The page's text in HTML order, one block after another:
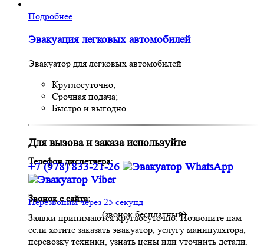
Подробнее
Эвакуация легковых автомобилей
Эвакуатор для легковых автомобилей
Круглосуточно;
Срочная подача;
Быстро и выгодно.
Для вызова и заказа используйте
Телефон диспетчера:
+7 (978) 833-21-26
Звонок с сайта:
Перезвоним через 25 секунд
(звонок бесплатный)
Заявки принимаются круглосуточно. Позвоните нам
если хотите заказать эвакуатор, услугу манипулятора,
перевозку техники, узнать цены или уточнить детали.